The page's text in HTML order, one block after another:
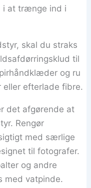
i at trænge ind i
skal du straks
til
og ru
efterlade fibre.
det afgørende at
Rengør
med særlige
til fotografer.
og andre
med vatpinde.